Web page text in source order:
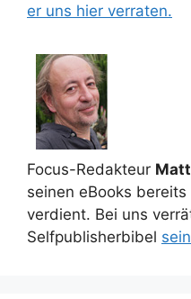
er uns hier verraten.
Focus-Redakteur
seinen eBooks
verdient. Bei uns
Selfpublisherbibel